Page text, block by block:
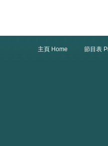
主頁 Home 節目表